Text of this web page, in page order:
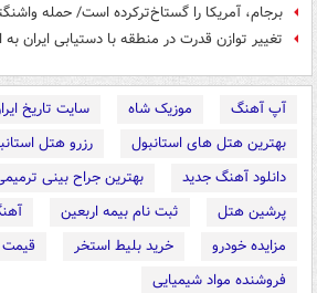
برجام، آمریکا را گستاخ‌ترکرده است/ حمله
تغییر توازن قدرت در منطقه با دستیابی ایران به اس 300 +
آپ آهنگ موزیک شاه
سایت تاریخ
بهترین هتل های استانبول
رزرو هتل
دانلود آهنگ جدید
بهترین جراح بینی
پرشین هتل
ثبت نام بیمه اربعین
مزایده خودرو
خرید بلیط استخر
فروشنده مواد شیمیایی